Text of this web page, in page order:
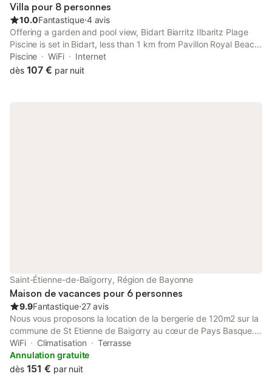
Villa pour 8 personnes
10.0Fantastique⋅4 avis
Offering a garden and pool view, Bidart Biarritz Ilbaritz Plage
Piscine is set in Bidart, less than 1 km from Pavillon Royal Beach
and 4.2 km from Biarritz Train Station.
Piscine WiFi
Internet
dès 107 € par nuit
Saint-Étienne-de-Baïgorry, Région de Bayonne
Maison de vacances pour 6 personnes
9.9Fantastique⋅27 avis
Nous vous proposons la location de la bergerie de 120m2 sur la
commune de St Etienne de Baigorry au cœur de Pays Basque.
La commune est classée station TRAIL depuis 2016. La maison
est à moins de 5mn du village et de ses équipements (office de
tourisme, piscine municipale,...) et commerces. Entièrement
WiFi Climatisation
Terrasse
Annulation gratuite
dès 151 € par nuit